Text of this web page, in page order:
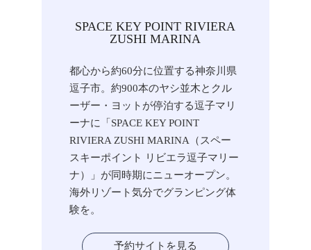
SPACE KEY POINT RIVIERA
ZUSHI MARINA
都心から約60分に位置する神奈川県
逗子市。約900本のヤシ並木とクル
ーザー・ヨットが停泊する逗子マリ
ーナに「SPACE KEY POINT
RIVIERA ZUSHI MARINA（スペー
スキーポイント リビエラ逗子マリー
ナ）」が同時期にニューオープン。
海外リゾート気分でグランピング体
験を。
予約サイトを見る